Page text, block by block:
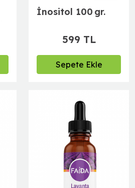
İnositol 100 gr.
599 TL
Sepete Ekle